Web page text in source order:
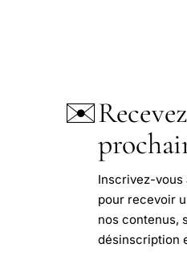
✉️
Inscrivez-vous
pour recevoir
nos contenus,
désinscription